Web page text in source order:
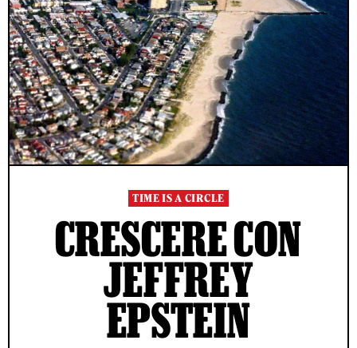
TIME IS A CIRCLE
CRESCERE CON
JEFFREY
EPSTEIN